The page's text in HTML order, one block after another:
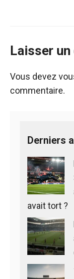
Laisser
Vous devez
commentaire.
Derniers
avait tort ?